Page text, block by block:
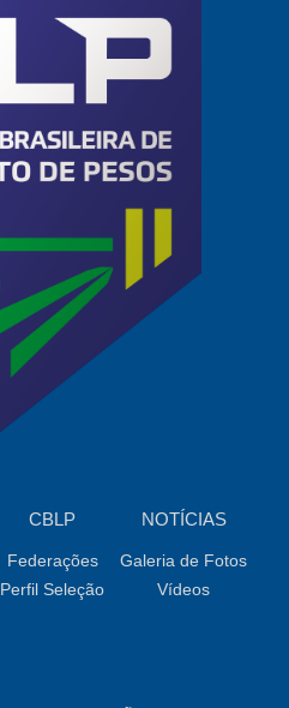
CBLP
Federações
Perfil Seleção
NOTÍCIAS
Galeria de Fotos
Vídeos